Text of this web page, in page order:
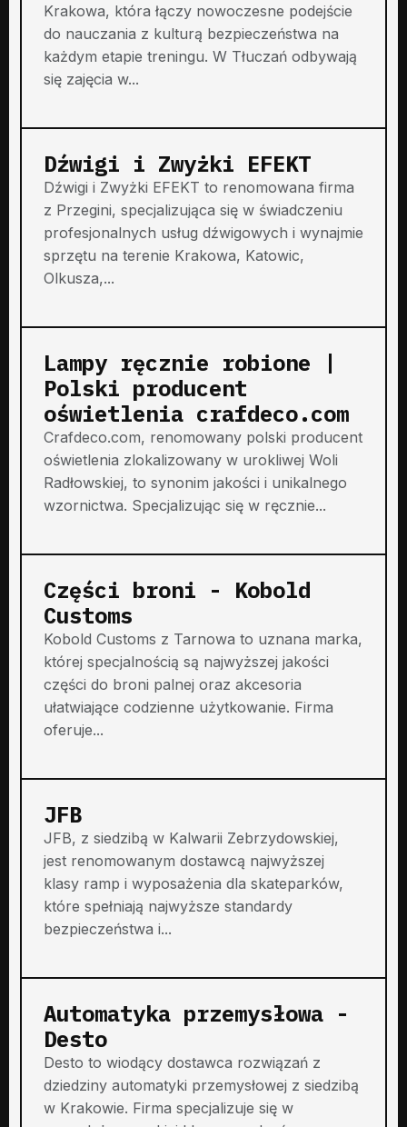
Krakowa, która łączy nowoczesne podejście
do nauczania z kulturą bezpieczeństwa na
każdym etapie treningu. W Tłuczań odbywają
się zajęcia w...
Dźwigi i Zwyżki EFEKT
Dźwigi i Zwyżki EFEKT to renomowana firma
z Przegini, specjalizująca się w świadczeniu
profesjonalnych usług dźwigowych i wynajmie
sprzętu na terenie Krakowa, Katowic,
Olkusza,...
Lampy ręcznie robione |
Polski producent
oświetlenia crafdeco.com
Crafdeco.com, renomowany polski producent
oświetlenia zlokalizowany w urokliwej Woli
Radłowskiej, to synonim jakości i unikalnego
wzornictwa. Specjalizując się w ręcznie...
Części broni - Kobold
Customs
Kobold Customs z Tarnowa to uznana marka,
której specjalnością są najwyższej jakości
części do broni palnej oraz akcesoria
ułatwiające codzienne użytkowanie. Firma
oferuje...
JFB
JFB, z siedzibą w Kalwarii Zebrzydowskiej,
jest renomowanym dostawcą najwyższej
klasy ramp i wyposażenia dla skateparków,
które spełniają najwyższe standardy
bezpieczeństwa i...
Automatyka przemysłowa -
Desto
Desto to wiodący dostawca rozwiązań z
dziedziny automatyki przemysłowej z siedzibą
w Krakowie. Firma specjalizuje się w